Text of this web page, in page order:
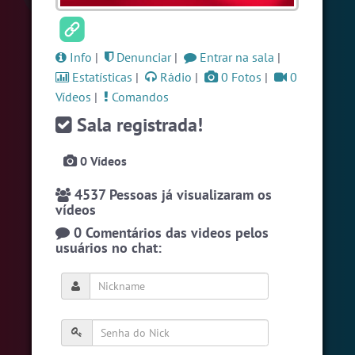
#Brazink
5 pessoas
#Zoom
#RadioModao
4 pessoas
Ver todas as salas
🎁 Promoção
Info | Denunciar| Entrar na sala |
Estatísticas | Rádio | 0 Fotos |
0
Vídeos | Comandos
Sala registrada!
0 Vídeos
4537 Pessoas já visualizaram os
vídeos
0 Comentários das videos pelos
usuários no chat: